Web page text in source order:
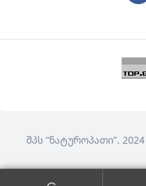
შპს “ნატუროპათი”.